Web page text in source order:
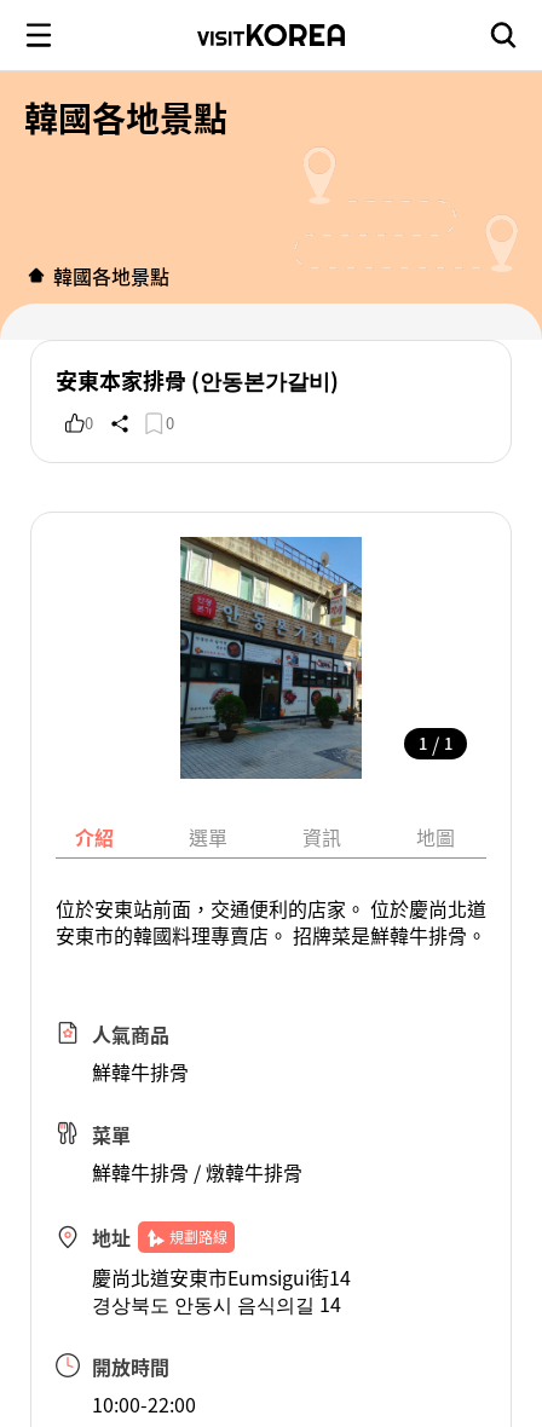
韓國各地景點
韓國各地景點
安東本家排骨 (안동본가갈비)
0 0
1 / 1
介紹 選單 資訊 地圖
位於安東站前面，交通便利的店家。 位於慶尚北道
安東市的韓國料理專賣店。 招牌菜是鮮韓牛排骨。
人氣商品
鮮韓牛排骨
菜單
鮮韓牛排骨 / 燉韓牛排骨
地址 規劃路線
慶尚北道安東市Eumsigui街14
경상북도 안동시 음식의길 14
開放時間
10:00-22:00